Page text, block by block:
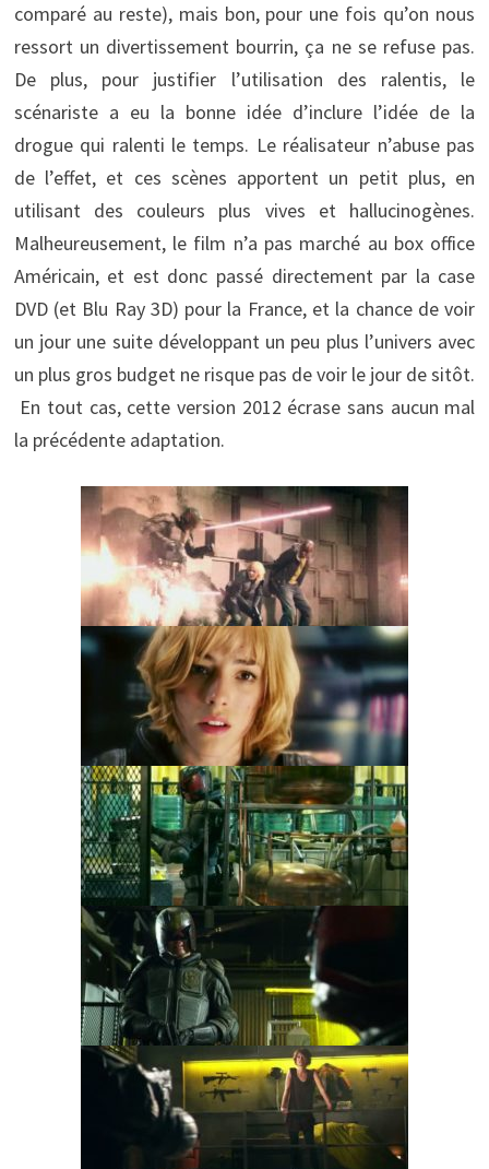
comparé au reste), mais bon, pour une fois qu’on nous
ressort un divertissement bourrin, ça ne se refuse pas.
De plus, pour justifier l’utilisation des ralentis, le
scénariste a eu la bonne idée d’inclure l’idée de la
drogue qui ralenti le temps. Le réalisateur n’abuse pas
de l’effet, et ces scènes apportent un petit plus, en
utilisant des couleurs plus vives et hallucinogènes.
Malheureusement, le film n’a pas marché au box office
Américain, et est donc passé directement par la case
DVD (et Blu Ray 3D) pour la France, et la chance de voir
un jour une suite développant un peu plus l’univers avec
un plus gros budget ne risque pas de voir le jour de sitôt.
En tout cas, cette version 2012 écrase sans aucun mal
la précédente adaptation.